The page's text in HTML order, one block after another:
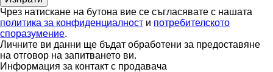
Чрез натискане на бутона вие се съгласявате с нашата
политика за конфиденциалност и потребителското
споразумение.
Личните ви данни ще бъдат обработени за предоставяне
на отговор на запитването ви.
Информация за контакт с продавача